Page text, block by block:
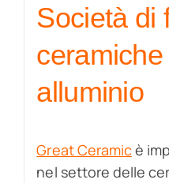
Società di
alluminio
Great Ceramicè
nel settore delle